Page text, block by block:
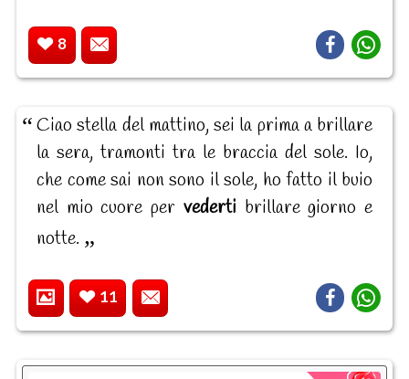
8
Ciao stella del mattino, sei la prima a brillare
la sera, tramonti tra le braccia del sole. Io,
che come sai non sono il sole, ho fatto il buio
nel mio cuore per vederti brillare giorno e
notte.
11